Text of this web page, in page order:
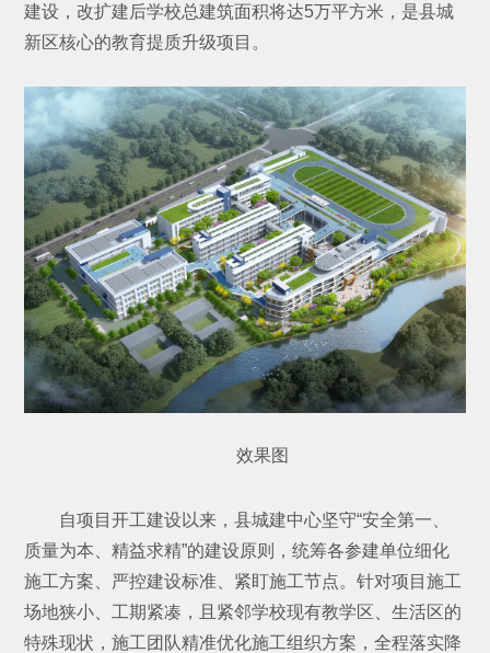
建设，改扩建后学校总建筑面积将达5万平方米，是县城
新区核心的教育提质升级项目。
效果图
自项目开工建设以来，县城建中心坚守“安全第一、
质量为本、精益求精”的建设原则，统筹各参建单位细化
施工方案、严控建设标准、紧盯施工节点。针对项目施工
场地狭小、工期紧凑，且紧邻学校现有教学区、生活区的
特殊现状，施工团队精准优化施工组织方案，全程落实降